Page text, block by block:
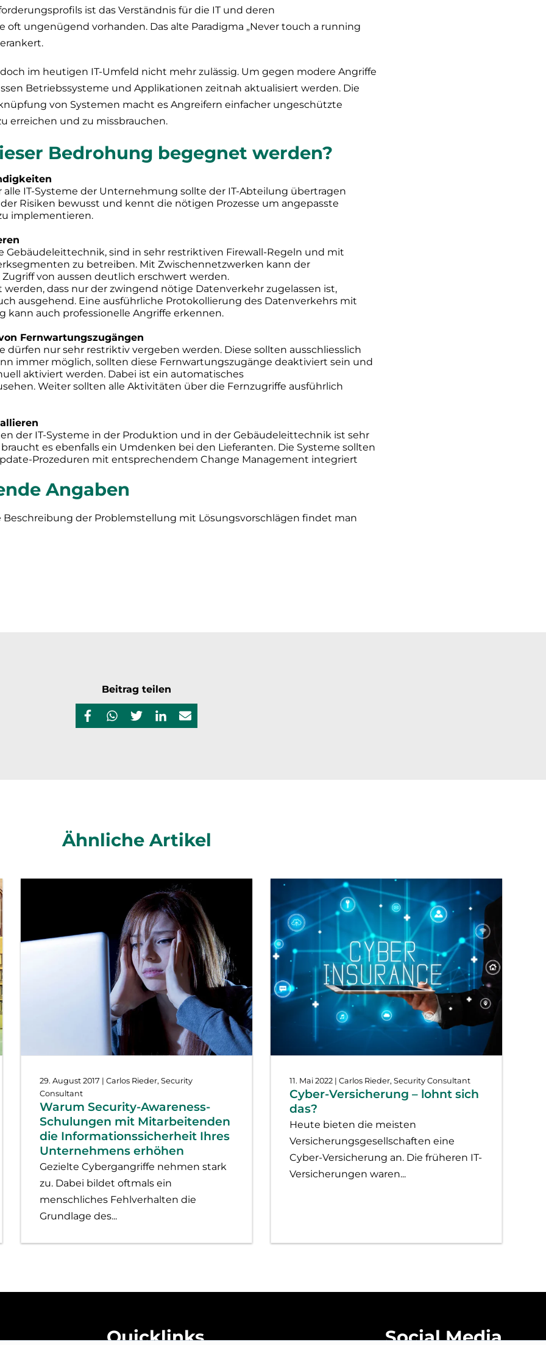
ist das Verständnis für die IT und deren
oft ungenügend vorhanden. Das alte Paradigma „Never touch a running
im heutigen IT-Umfeld nicht mehr zulässig. Um gegen modere Angriffe
Betriebssysteme und Applikationen zeitnah aktualisiert werden. Die
von Systemen macht es Angreifern einfacher ungeschützte
erreichen und zu missbrauchen.
Bedrohung begegnet werden?
alle IT-Systeme der Unternehmung sollte der IT-Abteilung übertragen
Risiken bewusst und kennt die nötigen Prozesse um angepasste
implementieren.
Gebäudeleittechnik, sind in sehr restriktiven Firewall-Regeln und mit
zu betreiben. Mit Zwischennetzwerken kann der
von aussen deutlich erschwert werden.
werden, dass nur der zwingend nötige Datenverkehr zugelassen ist,
ausgehend. Eine ausführliche Protokollierung des Datenverkehrs mit
kann auch professionelle Angriffe erkennen.
Fernwartungszugängen
dürfen nur sehr restriktiv vergeben werden. Diese sollten ausschliesslich
immer möglich, sollten diese Fernwartungszugänge deaktiviert sein und
aktiviert werden. Dabei ist ein automatisches
Weiter sollten alle Aktivitäten über die Fernzugriffe ausführlich
der IT-Systeme in der Produktion und in der Gebäudeleittechnik ist sehr
es ebenfalls ein Umdenken bei den Lieferanten. Die Systeme sollten
Prozeduren mit entsprechendem Change Management integriert
Angaben
Beschreibung der Problemstellung mit Lösungsvorschlägen findet man
Beitrag teilen
Ähnliche Artikel
29. August 2017 | Carlos Rieder, Security
Consultant
Warum Security-Awareness-
Schulungen mit Mitarbeitenden
die Informationssicherheit Ihres
Unternehmens erhöhen
Gezielte Cybergangriffe nehmen stark
zu. Dabei bildet oftmals ein
menschliches Fehlverhalten die
Grundlage des...
11. Mai 2022 | Carlos Rieder, Security Consultant
Cyber-Versicherung – lohnt sich
das?
Heute bieten die meisten
Versicherungsgesellschaften eine
Cyber-Versicherung an. Die früheren IT-
Versicherungen waren...
Quicklinks Social Media